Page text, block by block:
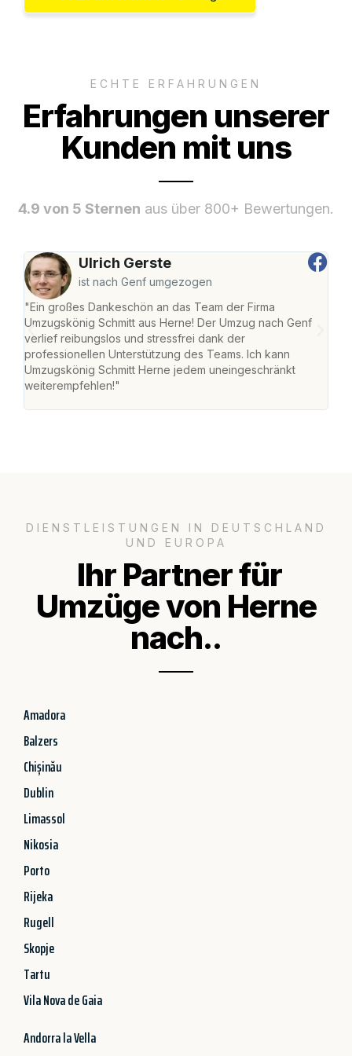
ECHTE ERFAHRUNGEN
Erfahrungen unserer
Kunden mit uns
4.9 von 5 Sternen aus über 800+ Bewertungen.
Ulrich Gerste
ist nach Genf umgezogen
"Ein großes Dankeschön an das Team der Firma
Umzugskönig Schmitt aus Herne! Der Umzug nach Genf
verlief reibungslos und stressfrei dank der
professionellen Unterstützung des Teams. Ich kann
Umzugskönig Schmitt Herne jedem uneingeschränkt
weiterempfehlen!"
DIENSTLEISTUNGEN IN DEUTSCHLAND
UND EUROPA
Ihr Partner für
Umzüge von Herne
nach..
Amadora
Balzers
Chișinău
Dublin
Limassol
Nikosia
Porto
Rijeka
Rugell
Skopje
Tartu
Vila Nova de Gaia
Andorra la Vella